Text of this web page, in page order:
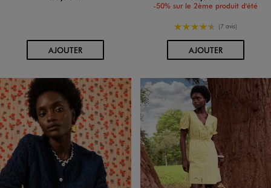
AJOUTERAU PANIER
-50% sur le 2ème produit d'été
4.5/5 de moyenne
(7 avis)
AJOUTERAU PANIER